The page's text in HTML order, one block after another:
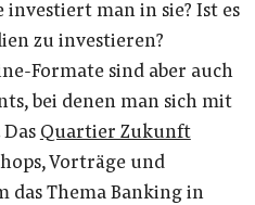
investiert man in sie? Ist es
zu investieren?
Formate sind aber auch
bei denen man sich mit
Quartier Zukunft
Vorträge und
das Thema Banking in